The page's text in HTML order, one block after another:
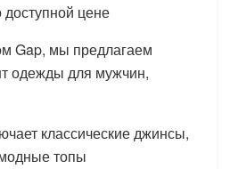
цене
Gap, мы предлагаем
одежды для мужчин,
классические джинсы,
топы